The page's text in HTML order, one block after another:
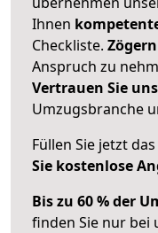
Ihnen
Checkliste.
Anspruch zu
Vertrauen Sie
Umzugsbranche
Füllen Sie jetzt
Sie kostenlose
Bis zu 60 % der
finden Sie nur bei